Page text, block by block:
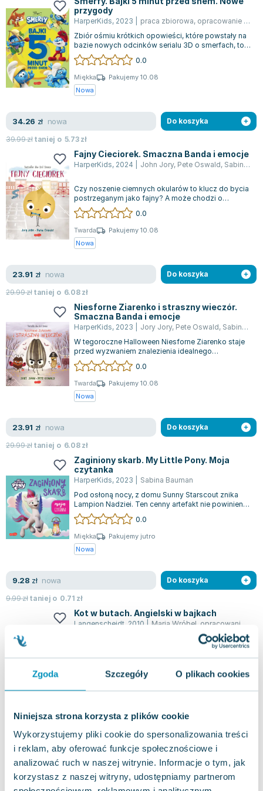
Zgoda Szczegóły O plikach cookies
Niniejsza strona korzysta z plików cookie
Wykorzystujemy pliki cookie do spersonalizowania treści
i reklam, aby oferować funkcje społecznościowe i
analizować ruch w naszej witrynie. Informacje o tym, jak
korzystasz z naszej witryny, udostępniamy partnerom
Joseph Murphy
Jan Sztaudynger
Aleksander Puszkin
Oscar Wilde
Małgorzata Ohme
Maddie Ziegler
Maria Seweryn
Janina Zającówna
Eric Helms
Anna Prus (oprac.)
Nela Mała Reporterka
Agnieszka Maciąg
Barbara Wrzesińska
Terry Pratchett
Ajahn Brahm
Lucinda Riley
Jacek Walkiewicz
przygody
HarperKids, 2023 praca zbiorowa, opracowanie zbiorowe
Zbiór ośmiu krótkich opowieści, które powstały na
bazie nowych odcinków serialu 3D o smerfach, to
doskonały sposób na codzienne cz...
0.0
Miękka
Pakujemy 10.08
Nowa
34.26 zł nowa
39.99złtaniej o 5.73zł
Do koszyka
Fajny Cieciorek. Smaczna Banda i emocje
HarperKids, 2024 John Jory, Pete Oswald, Sabina Bauman
Czy noszenie ciemnych okularów to klucz do bycia
postrzeganym jako fajny? A może chodzi o
sposób, w jaki się wysławiamy, nasze ubr...
0.0
Twarda
Pakujemy 10.08
Nowa
23.91 zł nowa
29.99złtaniej o 6.08zł
Do koszyka
Niesforne Ziarenko i straszny wieczór.
Smaczna Banda i emocje
HarperKids, 2023 Jory Jory, Pete Oswald, Sabina Bauman
W tegoroczne Halloween Niesforne Ziarenko staje
przed wyzwaniem znalezienia idealnego
przebrania, które zaskoczy inne pestki. Prze...
0.0
Twarda
Pakujemy 10.08
Nowa
23.91 zł nowa
29.99złtaniej o 6.08zł
Do koszyka
Zaginiony skarb. My Little Pony. Moja
czytanka
HarperKids, 2023
Sabina Bauman
Pod osłoną nocy, z domu Sunny Starscout znika
Lampion Nadziei. Ten cenny artefakt nie powinien
trafić w nieodpowiednie kopytka, dl...
0.0
Miękka
Pakujemy jutro
Nowa
9.28 zł nowa
9.99złtaniej o 0.71 zł
Do koszyka
Kot w butach. Angielski w bajkach
Langenscheidt 2010 | Maria Wróbel opracowanie zbiorowe
Ta książka jest idealnym wyborem dla dzieci w
wieku przedszkolnym, które chciałyby rozpocząć
0.0
Miękka
Pakujemy jutro
3.92zł jak nowa
4.84 złtaniej o0.92zł
Do koszyka
Bezdatownik kociarza
HarperKids,2019 | praca zbiorowa ,opracowanie zbiorowe